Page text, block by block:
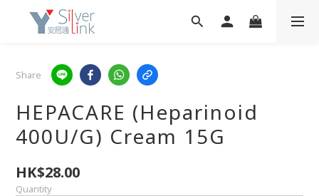
Share
HEPACARE (Heparinoid
400U/G) Cream 15G
HK$28.00
Quantity